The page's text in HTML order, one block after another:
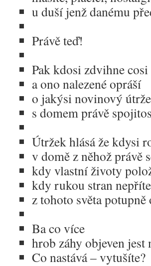
u duší jenž danému
Právě teď!
Pak kdosi zdvihne cosi
a ono nalezené opráší
o jakýsi novinový
s domem právě
Útržek hlásá že kdysi
v domě z něhož právě
kdy vlastní životy
kdy rukou stran
z tohoto světa potupně
Ba co více
hrob záhy objeven
Co nastává – vytušíte?